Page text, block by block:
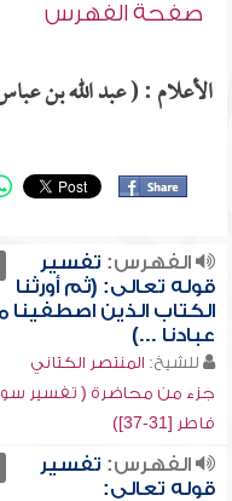
صفحة الفهرس
الأعلام : ( عبد الله بن
الفهرس: تفسير
قوله تعالى: (ثم أورثنا
الكتاب الذين اصطفينا
عبادنا ...)
للشيخ: المنتصر الكتاني
جزء من محاضرة ( تفسير
فاطر [31-37])
الفهرس: تفسير
قوله تعالى: